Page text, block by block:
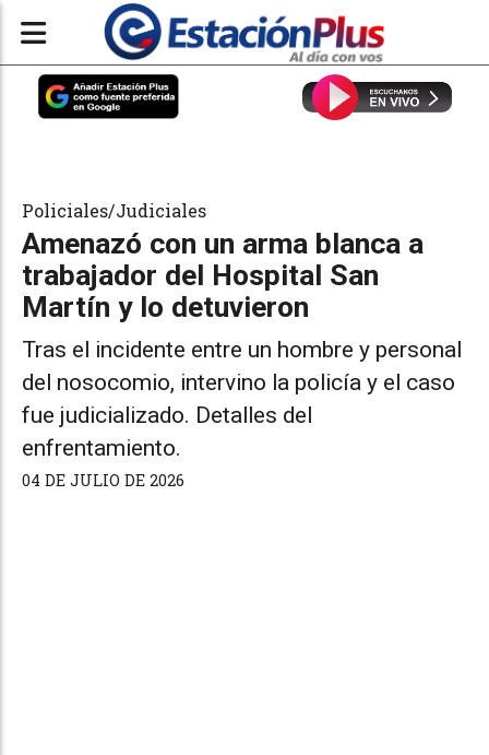
Amenazó con un arma blanca a
trabajador del Hospital San
Martín y lo detuvieron
Tras el incidente entre un hombre y personal
del nosocomio, intervino la policía y el caso
fue judicializado. Detalles del
enfrentamiento.
Policiales/Judiciales
04 DE JULIO DE 2026